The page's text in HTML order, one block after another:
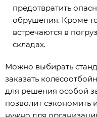
предотвратить
обрушения. Кроме
встречаются в
складах.
Можно выбирать
заказать
для решения особой
позволит сэкономить